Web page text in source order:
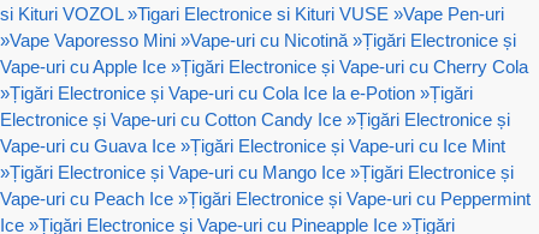
si Kituri VOZOL »Tigari Electronice si Kituri VUSE »Vape Pen-uri
»Vape Vaporesso Mini »Vape-uri cu Nicotină »Țigări Electronice și
Vape-uri cu Apple Ice »Țigări Electronice și Vape-uri cu Cherry Cola
»Țigări Electronice și Vape-uri cu Cola Ice la e-Potion »Țigări
Electronice și Vape-uri cu Cotton Candy Ice »Țigări Electronice și
Vape-uri cu Guava Ice »Țigări Electronice și Vape-uri cu Ice Mint
»Țigări Electronice și Vape-uri cu Mango Ice »Țigări Electronice și
Vape-uri cu Peach Ice »Țigări Electronice și Vape-uri cu Peppermint
Ice »Țigări Electronice și Vape-uri cu Pineapple Ice »Țigări